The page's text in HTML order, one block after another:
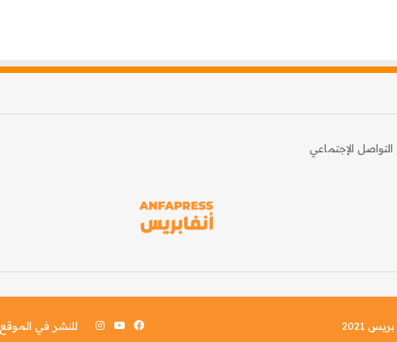
الإجتماعي
2021 للنشر في الموقع فيسبوك‫YouTube
انستقرام